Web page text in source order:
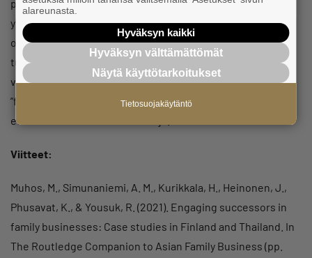
pohjimmiltaan kyse uudesta liiketoiminnasta. Vaikka
yrityksen nimi ja Y-tunnus ei prosessissa muuttuisi uuden
ostajan tavoitteena on useimmiten yrityksen muuttaminen
tuottavammaksi ja innovatiivisemmaksi. Samalla
varmistetaan pitkän yrittäjäuran tehneille heille kuuluva
”fair compensation” tehdystä työstä. Tämän onnistumisen
eteen kannattaa etsiä ratkaisuja.
Viitteet:
Muhos, M., Simunaniemi, A. M., Kurikkala, H., Heinonen, J.,
Phusavat, K., & Yousuk, R. (2021). Engaging successors in
family businesses: Case studies in Finland and Thailand. In
The Routledge Companion to Asian Family Business (pp.
alareunasta.
Hyväksyn kaikki
Hyväksyn välttämättömät
Näytä käyttötarkoitukset
Tietosuojakäytäntö